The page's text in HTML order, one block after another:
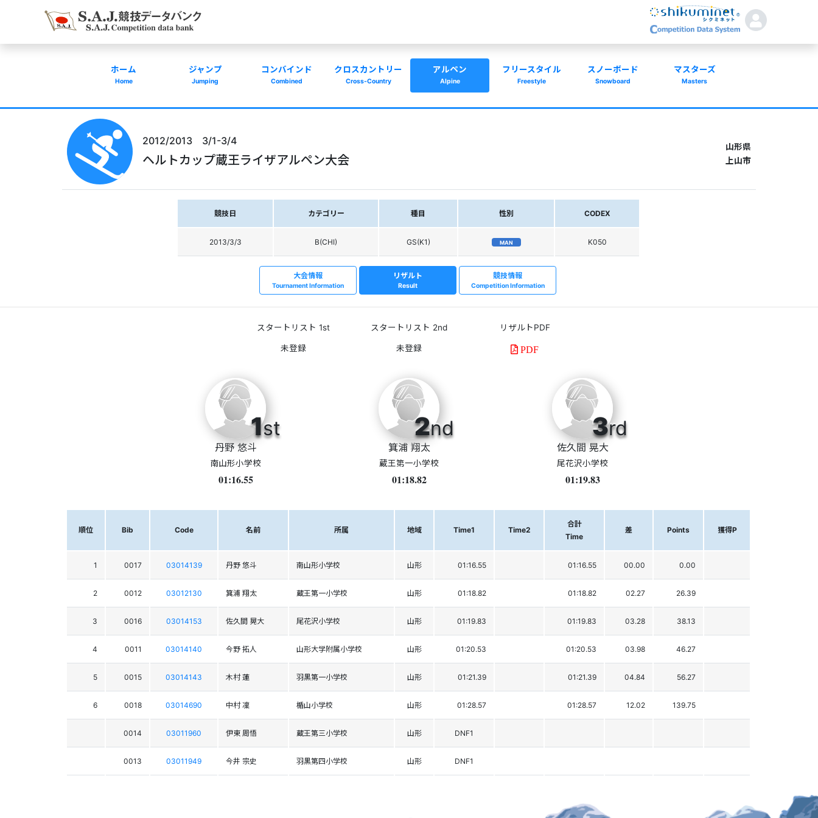
ホーム
Home
ジャンプ
Jumping
コンバインド
Combined
クロスカントリー
Cross-Country
アルペン
Alpine
フリースタイル
Freestyle
スノーボード
Snowboard
マスターズ
Masters
2012/2013 3/1-3/4
ヘルトカップ蔵王ライザアルペン大会
山形県
上山市
競技日 カテゴリー 種目 性別 CODEX
2013/3/3 B(CHI) GS(K1) MAN K050
大会情報
Tournament Information
リザルト
Result
競技情報
Competition Information
スタートリスト 1st スタートリスト 2nd リザルトPDF
PDF
1st
丹野 悠斗
南山形小学校
01:16.55
2nd
箕浦 翔太
蔵王第一小学校
01:18.82
3rd
佐久間 晃大
尾花沢小学校
01:19.83
順位 Bib Code 名前 所属 地域 Time1 Time2
合計
Time
差 Points 獲得P
1 0017 03014139 丹野 悠斗 南山形小学校 山形 01:16.55 01:16.55 00.00 0.00
2 0012 03012130 箕浦 翔太 蔵王第一小学校 山形 01:18.82 01:18.82 02.27 26.39
3 0016 03014153 佐久間 晃大 尾花沢小学校 山形 01:19.83 01:19.83 03.28 38.13
4 0011 03014140 今野 拓人 山形大学附属小学校 山形 01:20.53 01:20.53 03.98 46.27
5 0015 03014143 木村 蓮 羽黒第一小学校 山形 01:21.39 01:21.39 04.84 56.27
6 0018 03014690 中村 凜 楯山小学校 山形 01:28.57 01:28.57 12.02 139.75
0014 03011960 伊東 周悟 蔵王第三小学校 山形 DNF1
0013 03011949 今井 宗史 羽黒第四小学校 山形 DNF1